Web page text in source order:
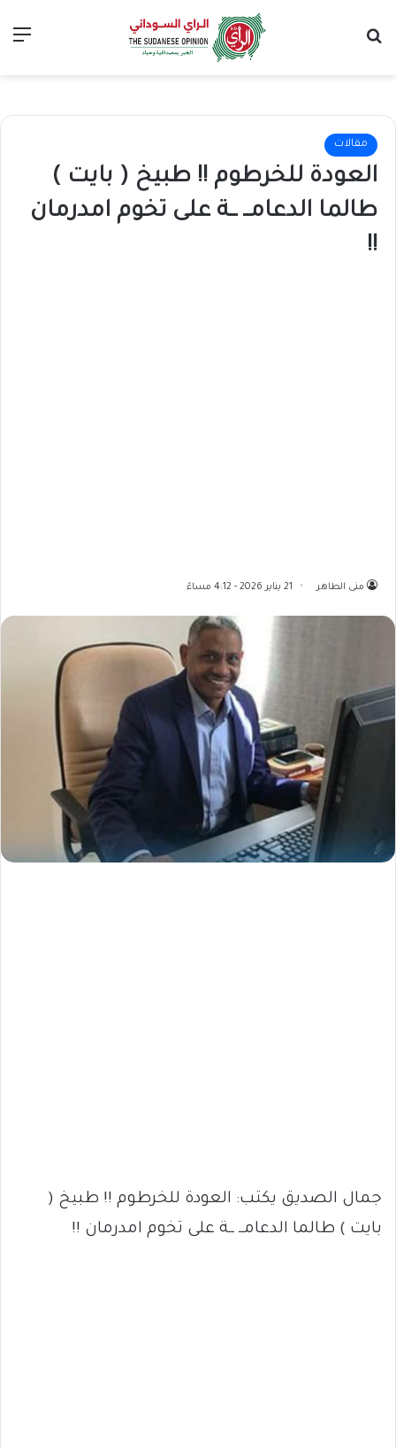
مقالات
العودة للخرطوم !! طبيخ ( بايت )
طالما الدعامــ ــة على تخوم امدرمان
!!
منى الطاهر 21 يناير 2026 - 4:12 مساءً
جمال الصديق يكتب: العودة للخرطوم !! طبيخ (
بايت ) طالما الدعامــ ــة على تخوم امدرمان !!